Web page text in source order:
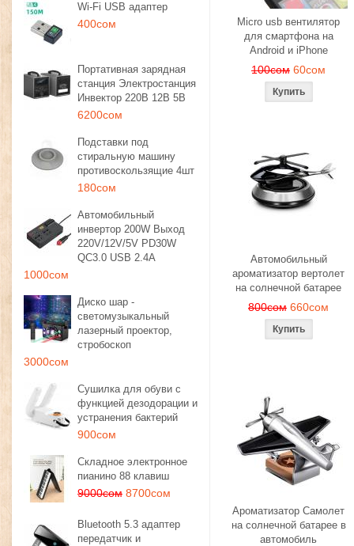
Wi-Fi USB адаптер
400сом
Портативная зарядная
станция Электростанция
Инвектор 220В 12В 5В
6200сом
Подставки под
стиральную машину
противоскользящие 4шт
180сом
Автомобильный
инвертор 200W Выход
220V/12V/5V PD30W
QC3.0 USB 2.4A
1000сом
Диско шар -
светомузыкальный
лазерный проектор,
стробоскоп
3000сом
Сушилка для обуви с
функцией дезодорации и
устранения бактерий
900сом
Складное электронное
пианино 88 клавиш
9000сом 8700сом
Bluetooth 5.3 адаптер
передатчик и
Micro usb вентилятор
для смартфона на
Android и iPhone
100сом 60сом
Автомобильный
ароматизатор вертолет
на солнечной батарее
800сом 660сом
Ароматизатор Самолет
на солнечной батарее в
автомобиль